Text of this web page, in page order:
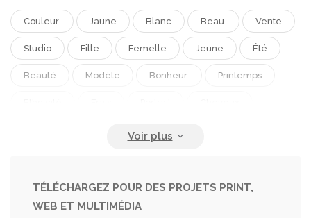
Couleur. Jaune Blanc Beau. Vente
Studio Fille Femelle Jeune Été
Beauté Modèle Bonheur. Printemps
Africain
Coiffure Bouclé Ajuster Regarder
Américain Cocktail
TÉLÉCHARGEZ POUR DES PROJETS PRINT,
WEB ET MULTIMÉDIA